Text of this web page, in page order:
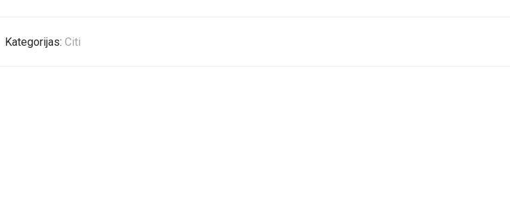
Kategorijas: Citi